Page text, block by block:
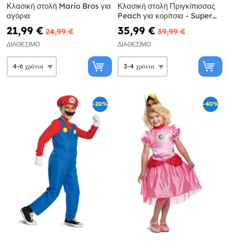
Κλασική στολή Mario Bros για
αγόρια
21,99 € 24,99 €
ΔΙΑΘΈΣΙΜΟ
Κλασική στολή Πριγκίπισσας
Peach για κορίτσια - Super
Mario Bros
35,99 € 39,99 €
ΔΙΑΘΈΣΙΜΟ
-20% -40%